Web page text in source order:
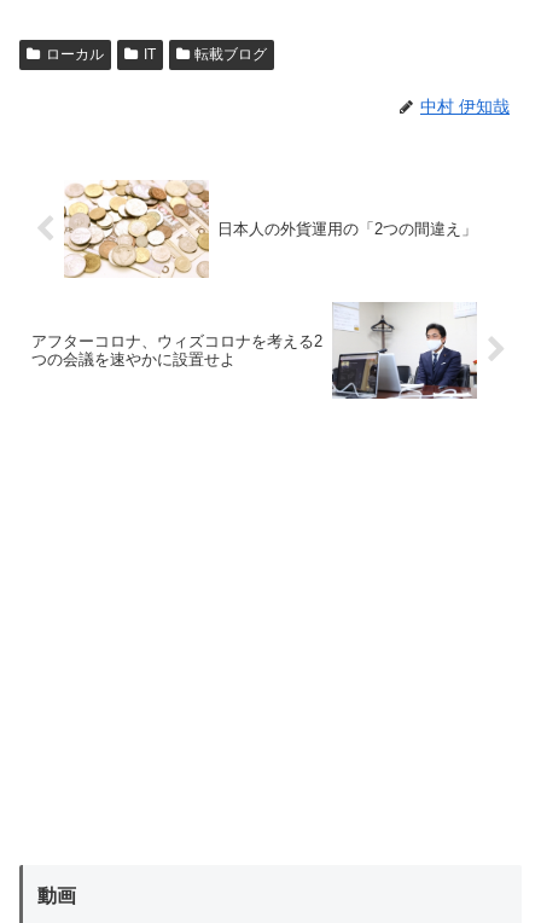
ローカル IT 転載ブログ
中村 伊知哉
日本人の外貨運用の「2つの間違え」
アフターコロナ、ウィズコロナを考える2
つの会議を速やかに設置せよ
動画